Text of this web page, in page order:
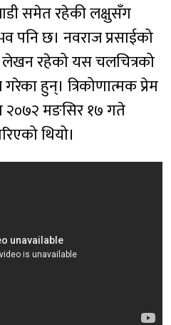
समेत रहेकी लक्षुसँग
पनि छ। नवराज प्रसाईको
लेखन रहेको यस चलचित्रको
हुन्। त्रिकोणात्मक प्रेम
२०७२ मङसिर १७ गते
थियो।